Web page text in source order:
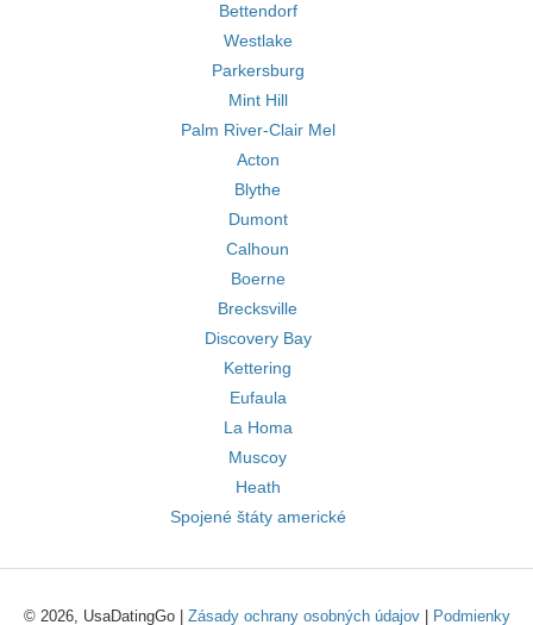
Bettendorf
Westlake
Parkersburg
Mint Hill
Palm River-Clair Mel
Acton
Blythe
Dumont
Calhoun
Boerne
Brecksville
Discovery Bay
Kettering
Eufaula
La Homa
Muscoy
Heath
Spojené štáty americké
© 2026, UsaDatingGo | Zásady ochrany osobných údajov| Podmienky